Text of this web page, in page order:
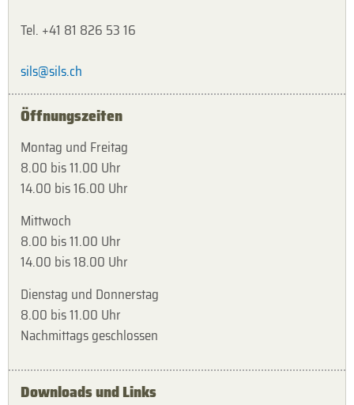
Tel. +41 81 826 53 16
sils@sils.ch
Öffnungszeiten
Montag und Freitag
8.00 bis 11.00 Uhr
14.00 bis 16.00 Uhr
Mittwoch
8.00 bis 11.00 Uhr
14.00 bis 18.00 Uhr
Dienstag und Donnerstag
8.00 bis 11.00 Uhr
Nachmittags geschlossen
Downloads und Links